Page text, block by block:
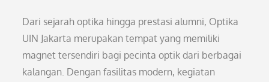
Dari sejarah optika hingga prestasi alumni, Optika
UIN Jakarta merupakan tempat yang memiliki
magnet tersendiri bagi pecinta optik dari berbagai
kalangan. Dengan fasilitas modern, kegiatan